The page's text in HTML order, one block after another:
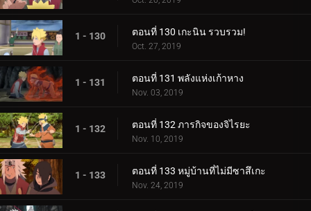
1 - 130 ตอนที่ 130 เกะนิน รวบรวม!
Oct. 27, 2019
1 - 131 ตอนที่ 131 พลังแห่งเก้าหาง
Nov. 03, 2019
1 - 132 ตอนที่ 132 ภารกิจของจิไรยะ
Nov. 10, 2019
1 - 133 ตอนที่ 133 หมู่บ้านที่ไม่มีซาสึเกะ
Nov. 24, 2019